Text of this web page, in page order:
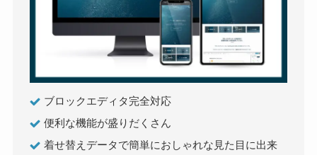
ブロックエディタ完全対応
便利な機能が盛りだくさん
着せ替えデータで簡単におしゃれな見た目に出来